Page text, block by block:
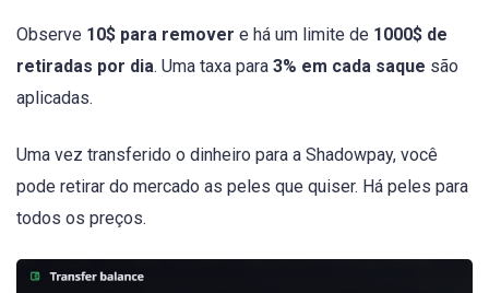
Observe 10$ para remover e há um limite de 1000$ de
retiradas por dia. Uma taxa para 3% em cada saque são
aplicadas.
Uma vez transferido o dinheiro para a Shadowpay, você
pode retirar do mercado as peles que quiser. Há peles para
todos os preços.